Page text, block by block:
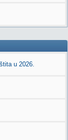
u 2026.